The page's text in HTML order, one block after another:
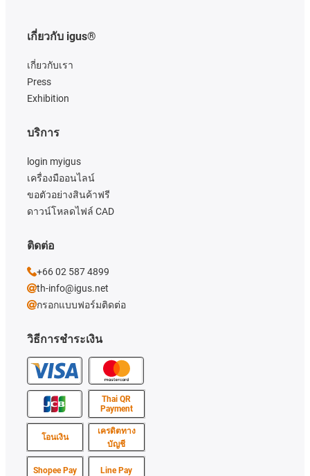
เกี่ยวกับ igus®
เกี่ยวกับเรา
Press
Exhibition
วิธีการชำระเงิน
Thai QR
Payment
โอนเงิน
เครดิตทาง
บัญชี
Shopee Pay Line Pay
บริการ
login myigus
เครื่องมืออนไลน์
ขอตัวอย่างสินค้าฟรี
ดาวน์โหลดไฟล์ CAD
ติดต่อ
+66 02 587 4899
th-info@igus.net
กรอกแบบฟอร์มติดต่อ